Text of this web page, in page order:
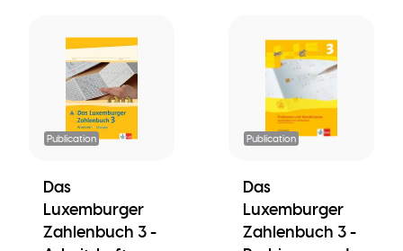
Publication
Das
Luxemburger
Zahlenbuch 3 -
Publication
Das
Luxemburger
Zahlenbuch 3 -